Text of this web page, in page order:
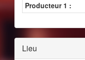
Producteur 1 :
Lieu